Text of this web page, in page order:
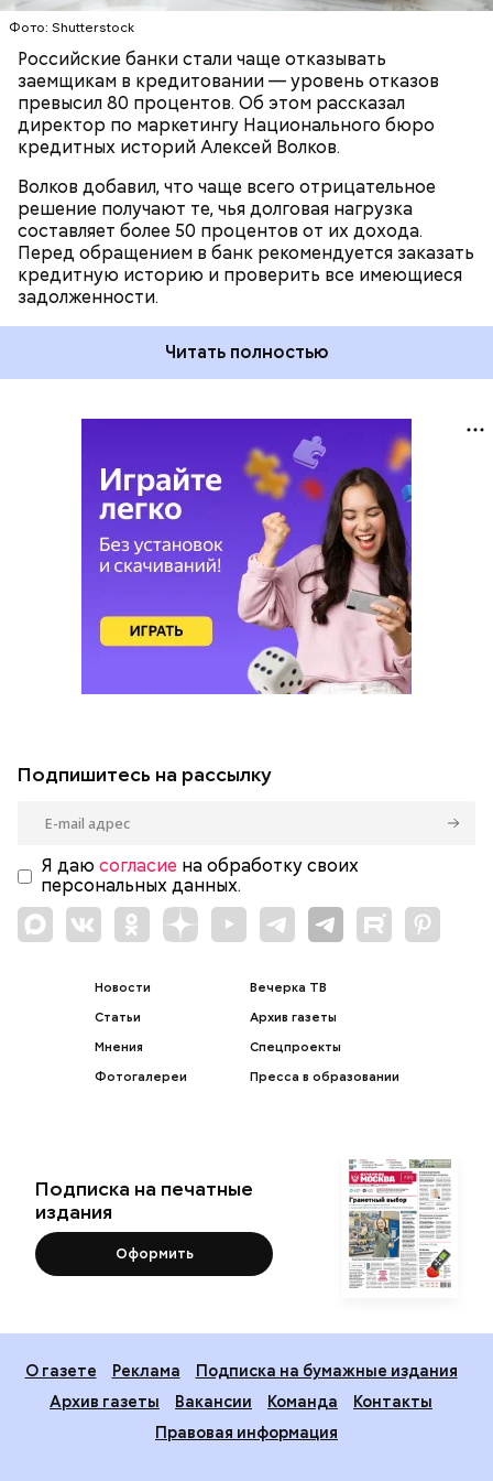
Фото: Shutterstock
Российские банки стали чаще отказывать
заемщикам в кредитовании — уровень отказов
превысил 80 процентов. Об этом рассказал
директор по маркетингу Национального бюро
кредитных историй Алексей Волков.
Волков добавил, что чаще всего отрицательное
решение получают те, чья долговая нагрузка
составляет более 50 процентов от их дохода.
Перед обращением в банк рекомендуется заказать
кредитную историю и проверить все имеющиеся
задолженности.
уровень долговой нагрузки также стал основанием
Читать полностью
Подпишитесь на рассылку
Я даю согласие на обработку своих
персональных данных.
Новости
Статьи
Мнения
Фотогалереи
Вечерка ТВ
Архив газеты
Спецпроекты
Пресса в образовании
Подписка на печатные
издания
Оформить
О газете Реклама
Подписка на бумажные издания
Архив газеты
Вакансии Команда
Контакты
Правовая информация